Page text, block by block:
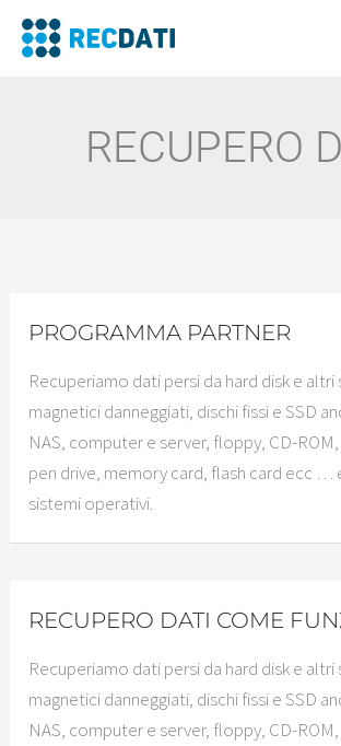
RECUPERO
PROGRAMMA PARTNER
Recuperiamo dati persi da hard disk e
magnetici danneggiati, dischi fissi e SSD
NAS, computer e server, floppy, CD-ROM,
pen drive, memory card, flash card ecc …
sistemi operativi.
RECUPERO DATI COME
Recuperiamo dati persi da hard disk e
magnetici danneggiati, dischi fissi e SSD
NAS, computer e server, floppy, CD-ROM,